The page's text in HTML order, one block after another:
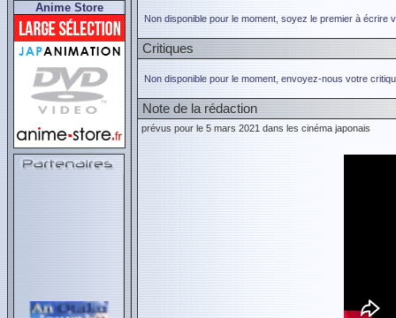
Anime Store
Non disponible pour le moment, soyez le premier à écrire
Critiques
Non disponible pour le moment, envoyez-nous votre
Note de la rédaction
prévus pour le 5 mars 2021 dans les cinéma japonais